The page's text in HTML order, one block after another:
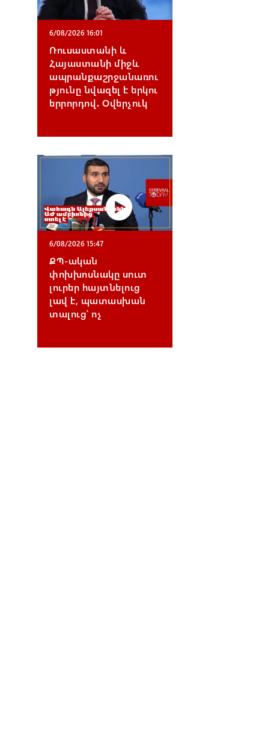
6/08/2026 16:01
Ռուսաստանի և
Հայաստանի միջև
ապրանքաշրջանառու
թյունը նվազել է երկու
երրորդով․ Օվերչուկ
6/08/2026 15:47
ՔՊ-ական
փոխխոսնակը սուտ
լուրեր հայտնելուց
լավ է, պատասխան
տալուց՝ ոչ